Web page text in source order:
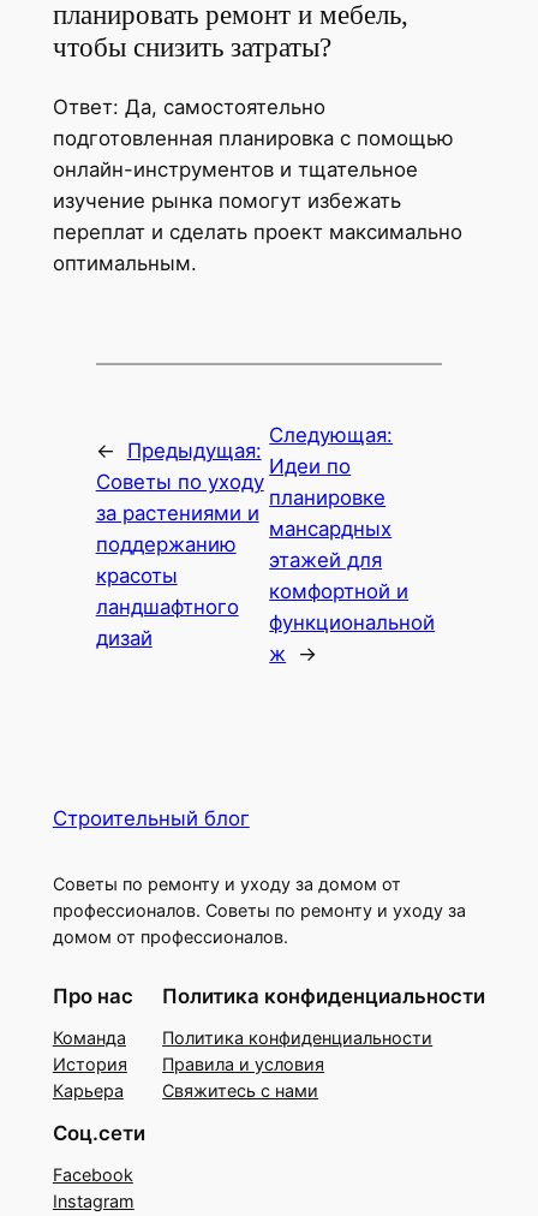
планировать ремонт и мебель,
чтобы снизить затраты?
Ответ: Да, самостоятельно
подготовленная планировка с помощью
онлайн-инструментов и тщательное
изучение рынка помогут избежать
переплат и сделать проект максимально
оптимальным.
←
Предыдущая:
Советы по уходу
за растениями и
поддержанию
красоты
ландшафтного
дизай
Следующая:
Идеи по
планировке
мансардных
этажей для
комфортной и
функциональной
ж
→
Строительный блог
Советы по ремонту и уходу за домом от
профессионалов. Советы по ремонту и уходу за
домом от профессионалов.
Про нас
Команда
История
Карьера
Политика конфиденциальности
Политика конфиденциальности
Правила и условия
Свяжитесь с нами
Соц.сети
Facebook
Instagram